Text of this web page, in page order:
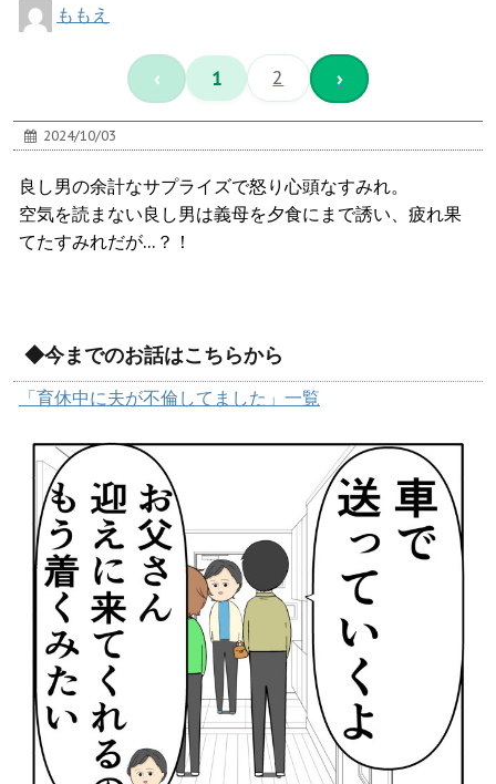
ももえ
‹ 1 2 ›
2024/10/03
良し男の余計なサプライズで怒り心頭なすみれ。
空気を読まない良し男は義母を夕食にまで誘い、疲れ果
てたすみれだが…？！
◆今までのお話はこちらから
「育休中に夫が不倫してました」一覧